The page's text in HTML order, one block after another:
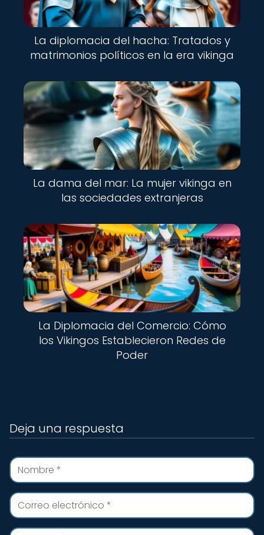
La diplomacia del hacha: Tratados y
matrimonios políticos en la era vikinga
La dama del mar: La mujer vikinga en
las sociedades extranjeras
La Diplomacia del Comercio: Cómo
los Vikingos Establecieron Redes de
Poder
Deja una respuesta